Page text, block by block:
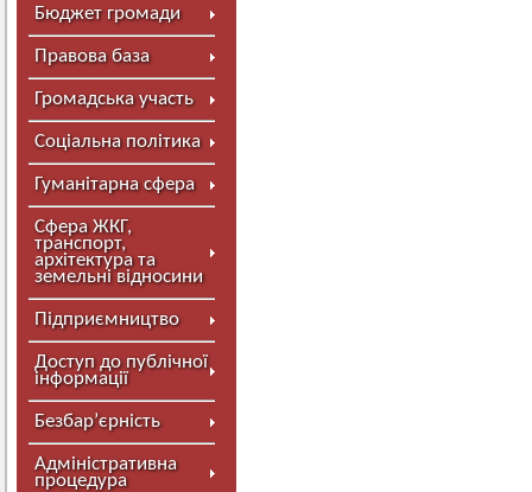
Бюджет громади
Правова база
Громадська участь
Соціальна політика
Гуманітарна сфера
Сфера ЖКГ,
транспорт,
архітектура та
земельні відносини
Підприємництво
Доступ до публічної
інформації
Безбар’єрність
Адміністративна
процедура